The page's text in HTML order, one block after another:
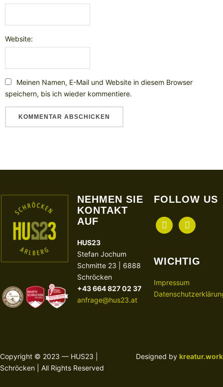
Website:
Meinen Namen, E-Mail und Website in diesem Browser
speichern, bis ich wieder kommentiere.
NEHMEN SIE
KONTAKT
AUF
HUS23
Stefan Jochum
Schmitte 23 | 6888
Schröcken
+43 664 827 02 37
anfrage@hus23.at
FOLLOW US
facebookinstagram
WICHTIG
Impressum
Copyright © 2023 — HUS23 |
Schröcken | All Rights Reserved
Designed by kreatur.work